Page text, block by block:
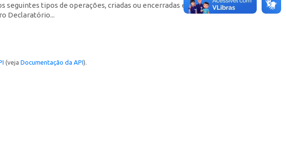
tipos de operações, criadas ou encerradas em cada
Declaratório...
(veja Documentação da API).